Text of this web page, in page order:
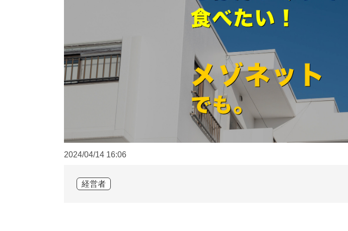
2024/04/14 16:06
経営者